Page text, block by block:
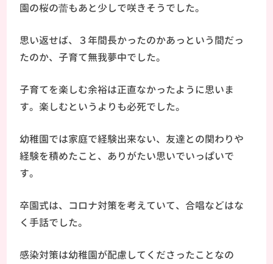
園の桜の蕾もあと少しで咲きそうでした。
思い返せば、３年間長かったのかあっという間だっ
たのか、子育て無我夢中でした。
子育てを楽しむ余裕は正直なかったように思いま
す。楽しむというよりも必死でした。
幼稚園では家庭で経験出来ない、友達との関わりや
経験を積めたこと、ありがたい思いでいっぱいで
す。
卒園式は、コロナ対策を考えていて、合唱などはな
く手話でした。
感染対策は幼稚園が配慮してくださったことなの